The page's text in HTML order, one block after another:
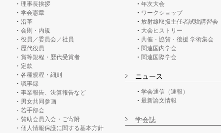
理事長挨拶
学会憲章
沿革
会則・内規
役員／委員会／社員
歴代役員
賞等規程・歴代受賞者
定款
各種規程・細則
議事録
事業報告、決算報告など
男女共同参画
若手部会
賛助会員入会・ご寄附
個人情報保護に関する基本方針
年次大会
ワークショップ
放射線取扱主任者試験講習会
大会ヒストリー
共催・協賛・後援 学術集会
関連国内学会
関連国際学会
ニュース
学会通信（速報）
最新論文情報
学会誌